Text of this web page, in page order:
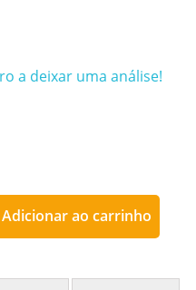
a deixar uma análise!
Adicionar ao carrinho